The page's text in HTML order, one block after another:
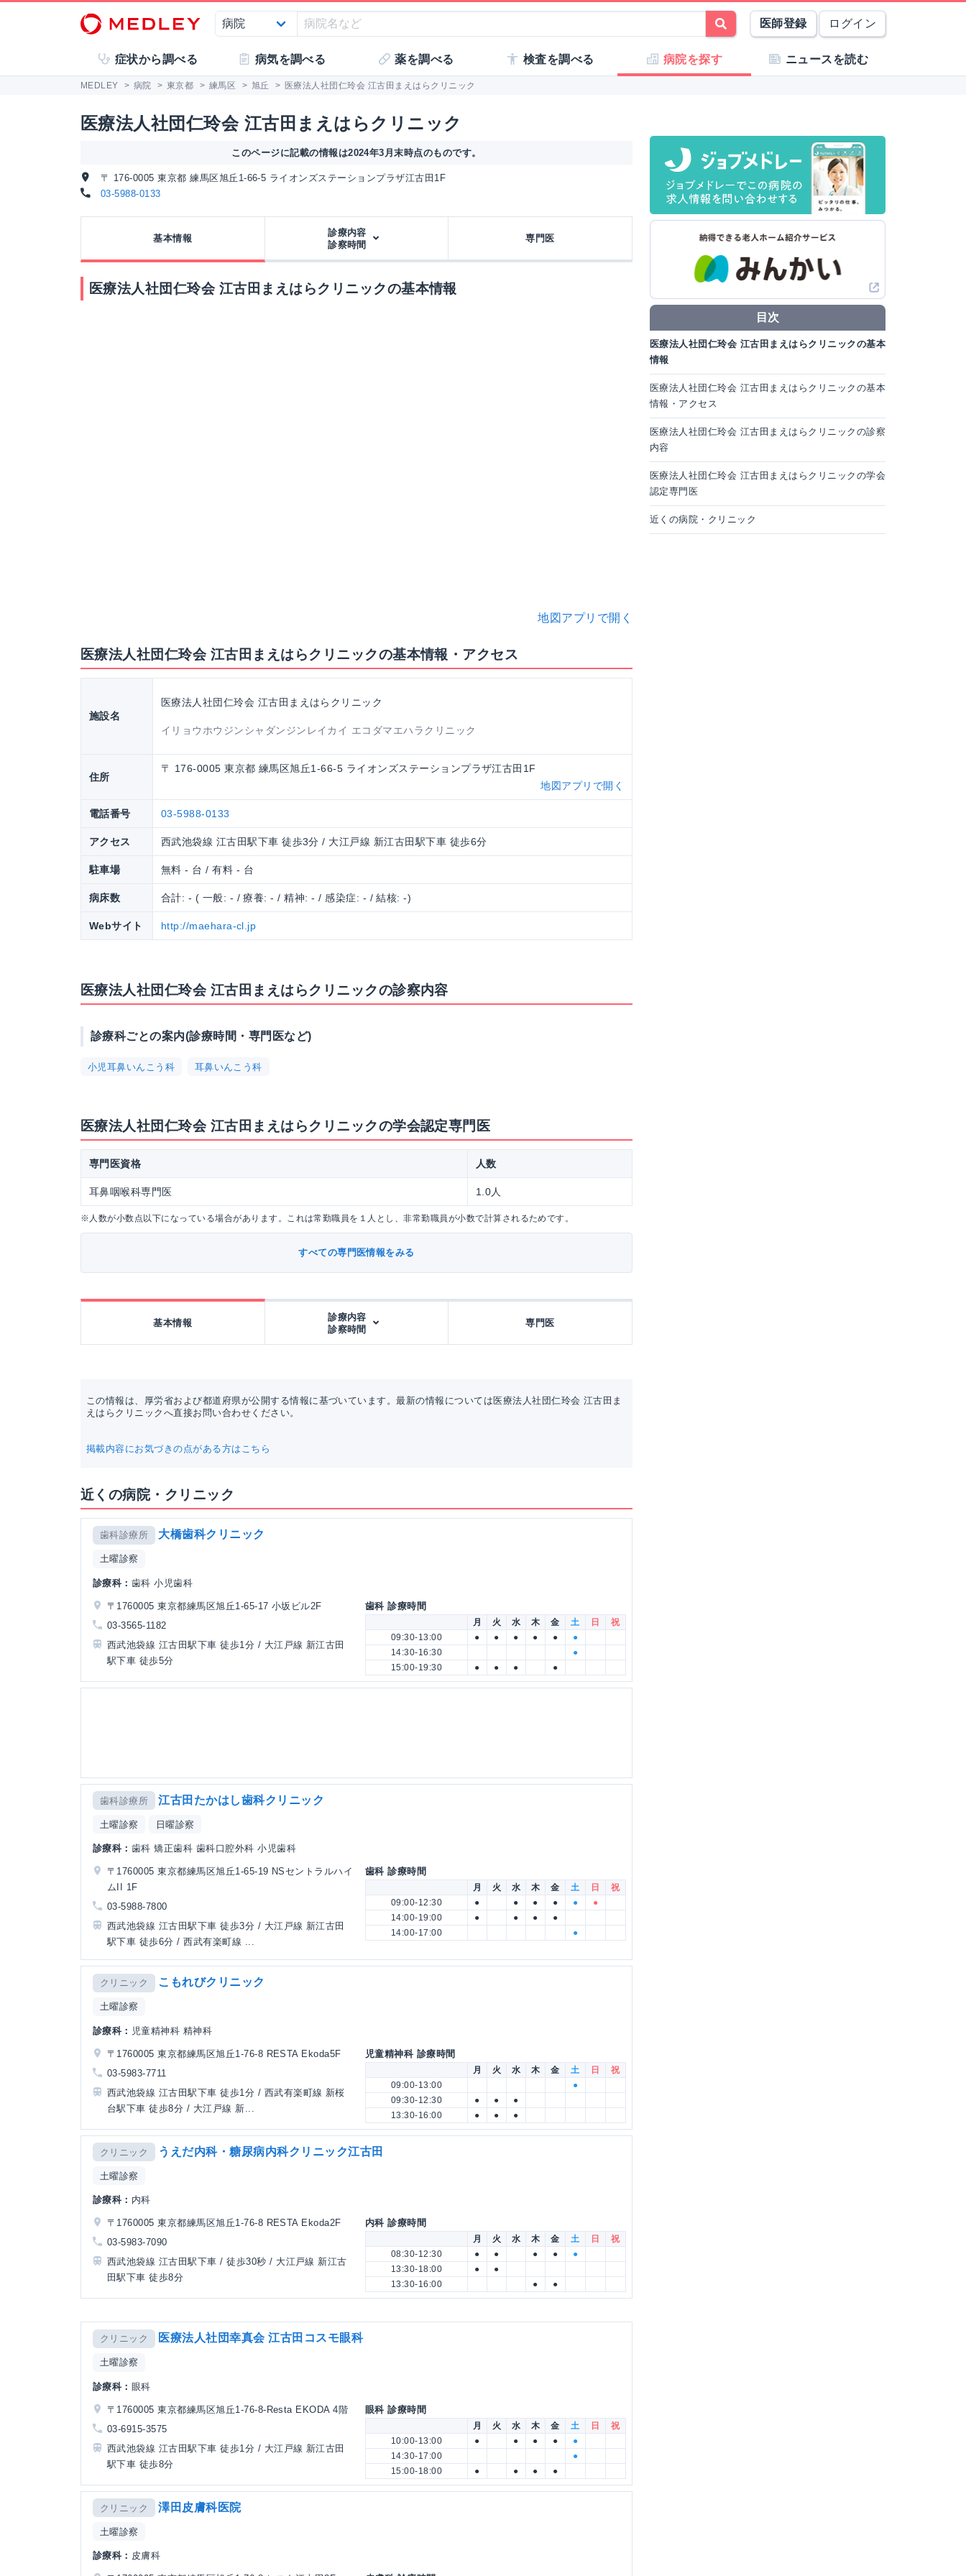
医師登録 ログイン
症状から調べる 病気を調べる 薬を調べる 検査を調べる 病院を探す ニュースを読む
MEDLEY > 病院 > 東京都 > 練馬区 > 旭丘 > 医療法人社団仁玲会 江古田まえはらクリニック
医療法人社団仁玲会 江古田まえはらクリニック
このページに記載の情報は2024年3月末時点のものです。
〒 176-0005 東京都 練馬区旭丘1-66-5 ライオンズステーションプラザ江古田1F
03-5988-0133
基本情報
診療内容
診察時間
専門医
医療法人社団仁玲会 江古田まえはらクリニックの基本情報
地図アプリで開く
医療法人社団仁玲会 江古田まえはらクリニックの基本情報・アクセス
施設名
医療法人社団仁玲会 江古田まえはらクリニック
イリョウホウジンシャダンジンレイカイ エコダマエハラクリニック
住所
〒 176-0005 東京都 練馬区旭丘1-66-5 ライオンズステーションプラザ江古田1F
地図アプリで開く
電話番号 03-5988-0133
アクセス 西武池袋線 江古田駅下車 徒歩3分 / 大江戸線 新江古田駅下車 徒歩6分
駐車場 無料 - 台 / 有料 - 台
病床数 合計: - ( 一般: - / 療養: - / 精神: - / 感染症: - / 結核: -)
Webサイト http://maehara-cl.jp
医療法人社団仁玲会 江古田まえはらクリニックの診察内容
診療科ごとの案内(診療時間・専門医など)
小児耳鼻いんこう科 耳鼻いんこう科
医療法人社団仁玲会 江古田まえはらクリニックの学会認定専門医
専門医資格 人数
耳鼻咽喉科専門医 1.0人
※人数が小数点以下になっている場合があります。これは常勤職員を１人とし、非常勤職員が小数で計算されるためです。
すべての専門医情報をみる
基本情報
診療内容
診察時間
専門医
この情報は、厚労省および都道府県が公開する情報に基づいています。最新の情報については医療法人社団仁玲会 江古田ま
えはらクリニックへ直接お問い合わせください。
掲載内容にお気づきの点がある方はこちら
近くの病院・クリニック
歯科診療所 大橋歯科クリニック
土曜診察
診療科： 歯科 小児歯科
〒1760005 東京都練馬区旭丘1-65-17 小坂ビル2F
03-3565-1182
西武池袋線 江古田駅下車 徒歩1分 / 大江戸線 新江古田
駅下車 徒歩5分
歯科 診療時間
月 火 水 木 金 土 日
祝
09:30-13:00
● ● ● ● ●
●
14:30-16:30
●
15:00-19:30
● ● ● ●
歯科診療所 江古田たかはし歯科クリニック
土曜診察 日曜診察
診療科： 歯科 矯正歯科 歯科口腔外科 小児歯科
〒1760005 東京都練馬区旭丘1-65-19 NSセントラルハイ
ムII 1F
03-5988-7800
西武池袋線 江古田駅下車 徒歩3分 / 大江戸線 新江古田
駅下車 徒歩6分 / 西武有楽町線 ...
歯科 診療時間
月 火 水 木 金 土 日
祝
09:00-12:30
● ● ● ● ●
●
14:00-19:00
● ● ●
●
14:00-17:00
●
クリニック こもれびクリニック
土曜診察
診療科： 児童精神科 精神科
〒1760005 東京都練馬区旭丘1-76-8 RESTA Ekoda5F
03-5983-7711
西武池袋線 江古田駅下車 徒歩1分 / 西武有楽町線 新桜
台駅下車 徒歩8分 / 大江戸線 新...
児童精神科 診療時間
月 火 水 木 金 土 日
祝
09:00-13:00
●
09:30-12:30
● ●
●
13:30-16:00
● ● ●
クリニック うえだ内科・糖尿病内科クリニック江古田
土曜診察
診療科： 内科
〒1760005 東京都練馬区旭丘1-76-8 RESTA Ekoda2F
03-5983-7090
西武池袋線 江古田駅下車 / 徒歩30秒 / 大江戸線 新江古
田駅下車 徒歩8分
内科 診療時間
月 火 水 木 金 土 日
祝
08:30-12:30
● ● ● ●
●
13:30-18:00
●
●
13:30-16:00
● ●
クリニック 医療法人社団幸真会 江古田コスモ眼科
土曜診察
診療科： 眼科
〒1760005 東京都練馬区旭丘1-76-8-Resta EKODA 4階
03-6915-3575
西武池袋線 江古田駅下車 徒歩1分 / 大江戸線 新江古田
駅下車 徒歩8分
眼科 診療時間
月 火 水 木 金 土 日
祝
10:00-13:00
● ● ● ●
●
14:30-17:00
●
15:00-18:00
● ● ● ●
クリニック 澤田皮膚科医院
土曜診察
診療科： 皮膚科
目次
医療法人社団仁玲会 江古田まえはらクリニックの基本
情報
医療法人社団仁玲会 江古田まえはらクリニックの基本
情報・アクセス
医療法人社団仁玲会 江古田まえはらクリニックの診察
内容
医療法人社団仁玲会 江古田まえはらクリニックの学会
認定専門医
近くの病院・クリニック